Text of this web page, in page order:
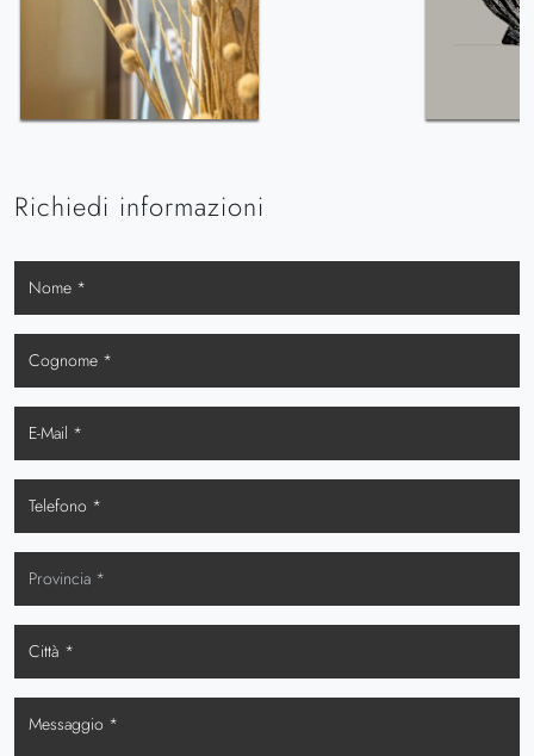
Richiedi informazioni